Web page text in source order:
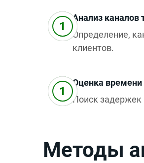
Анализ каналов
Определение,
клиентов.
Оценка
Поиск задержек
Методы